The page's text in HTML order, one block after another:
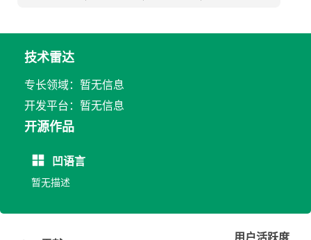
技术雷达
专长领域：暂无信息
开发平台：暂无信息
开源作品
凹语言
暂无描述
用户活跃度